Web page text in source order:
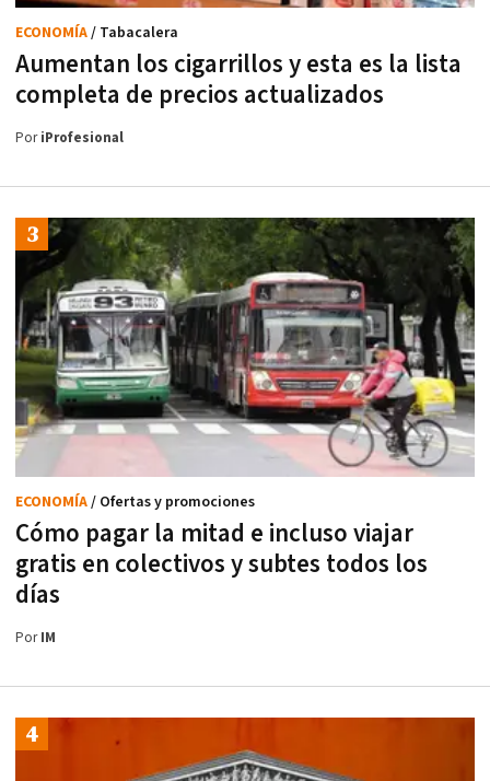
Aumentan los cigarrillos y esta es la lista
completa de precios actualizados
ECONOMÍA/ Tabacalera
PoriProfesional
Cómo pagar la mitad e incluso viajar
gratis en colectivos y subtes todos los
días
ECONOMÍA/ Ofertas y promociones
PorIM